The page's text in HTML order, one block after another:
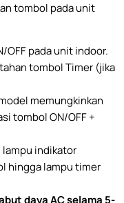
tombol pada unit
OFF pada unit indoor.
tombol Timer (jika
memungkinkan
tombol ON/OFF +
lampu indikator
hingga lampu timer